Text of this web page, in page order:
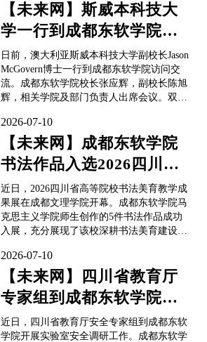
大学、昆士兰大学、莫纳士大学、斯威本科
技大学、迪肯大学、墨尔本皇家...
【未来网】斯威本科技大
学一行到成都东软学院访
问交流
日前，澳大利亚斯威本科技大学副校长Jason
McGovern博士一行到成都东软学院访问交
流。成都东软学院校长张应辉，副校长陈旭
辉，相关学院及部门负责人出席会议。双方
建设及教育资源共享等议题开展深入交流。
会上，张应辉代表学校对Jason McGovern博
士一行的到来表示欢迎，并介绍了学校办学
理...
2026-07-10
【未来网】成都东软学院
书法作品入选2026四川省
高等院校书法美育教学成
果展
近日，2026四川省高等院校书法美育教学成
果展在成都文理学院开幕。成都东软学院马
克思主义学院师生创作的5件书法作品成功
入展，充分展现了该校深耕书法美育建设、
览由四川省高等教育学会、四川省书法家协
会指导，是全省高校书法美育领域的重要专
业性展览，汇聚全省20所高校近200幅优秀
作品，旨在搭...
2026-07-10
【未来网】四川省教育厅
专家组到成都东软学院开
展实验室安全调研工作
近日，四川省教育厅安全专家组到成都东软
学院开展实验室安全调研工作。成都东软学